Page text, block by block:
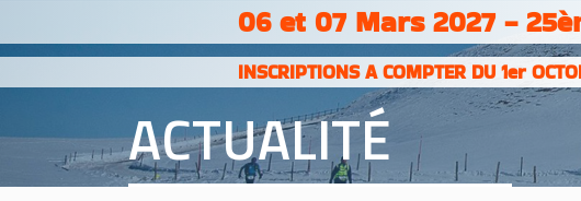
06 et 07 Mars 2027 -
INSCRIPTIONS A COMPTER DU 1er
ACTUALITÉ